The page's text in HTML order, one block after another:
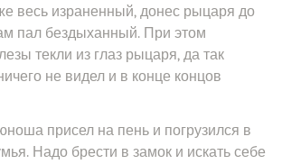
весь израненный, донес рыцаря до
пал бездыханный. При этом
текли из глаз рыцаря, да так
не видел и в конце концов
присел на пень и погрузился в
Надо брести в замок и искать себе